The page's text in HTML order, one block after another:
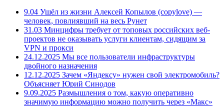
9.04 Ушёл из жизни Алексей Копылов (copylove) —
человек, повлиявший на весь Рунет
31.03 Минцифры требует от топовых российских веб-
проектов не оказывать услуги клиентам, сидящим за
VPN и прокси
24.12.2025 Мы все пользователи инфраструктуры
двойного назначения
12.12.2025 Зачем «Яндексу» нужен свой электромобиль?
Объясняет Юрий Синодов
9.09.2025 Размышления о том, какую оперативно
значимую информацию можно получить через «Макс»